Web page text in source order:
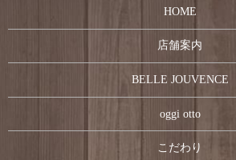
HOME
店舗案内
BELLE JOUVENCE
oggi otto
こだわり